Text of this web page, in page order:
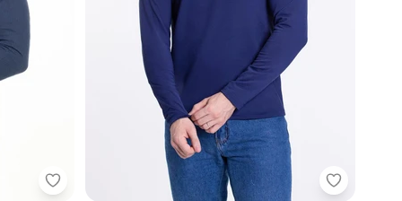
Decoy - Camisa com Gola Padre (Azul)Vida